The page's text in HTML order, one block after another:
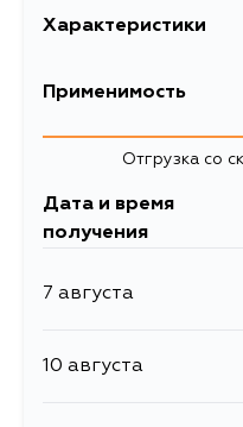
Характеристики
Описание
Товарная группа
Применимость
HyundaiОтгрузка со
Дата и время
получения
7 августа
10 августа